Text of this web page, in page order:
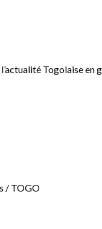
Togolaise
/ TOGO